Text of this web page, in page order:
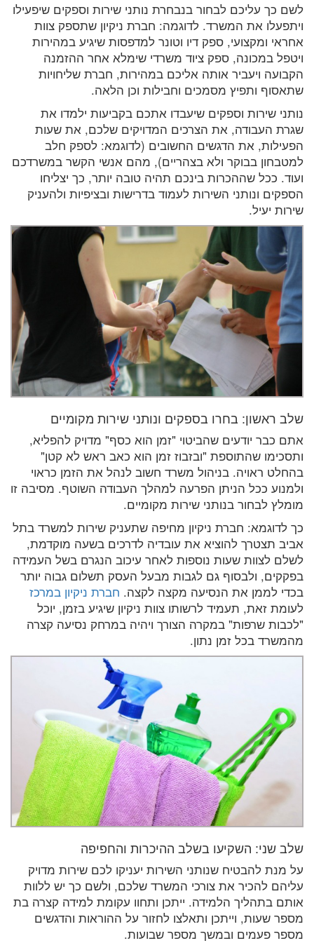
לשם כך עליכם לבחור בנבחרת נותני שירות וספקים שיפעילו
ויתפעלו את המשרד. לדוגמה: חברת ניקיון שתספק צוות
אחראי ומקצועי, ספק דיו וטונר למדפסות שיגיע במהירות
ויטפל במכונה, ספק ציוד משרדי שימלא אחר ההזמנה
הקבועה ויעביר אותה אליכם במהירות, חברת שליחויות
שתאסוף ותפיץ מסמכים וחבילות וכן הלאה.
נותני שירות וספקים שיעבדו אתכם בקביעות ילמדו את
שגרת העבודה, את הצרכים המדויקים שלכם, את שעות
הפעילות, את הדגשים החשובים (לדוגמא: לספק חלב
למטבחון בבוקר ולא בצהריים), מהם אנשי הקשר במשרדכם
ועוד. ככל שההכרות בינכם תהיה טובה יותר, כך יצליחו
הספקים ונותני השירות לעמוד בדרישות ובציפיות ולהעניק
שירות יעיל.
שלב ראשון: בחרו בספקים ונותני שירות מקומיים
אתם כבר יודעים שהביטוי "זמן הוא כסף" מדויק להפליא,
ותסכימו שהתוספת "ובזבוז זמן הוא כאב ראש לא קטן"
בהחלט ראויה. בניהול משרד חשוב לנהל את הזמן כראוי
ולמנוע ככל הניתן הפרעה למהלך העבודה השוטף. מסיבה זו
מומלץ לבחור בנותני שירות מקומיים.
כך לדוגמא: חברת ניקיון מחיפה שתעניק שירות למשרד בתל
אביב תצטרך להוציא את עובדיה לדרכים בשעה מוקדמת,
לשלם לצוות שעות נוספות לאחר עיכוב הנגרם בשל העמידה
בפקקים, ולבסוף גם לגבות מבעל העסק תשלום גבוה יותר
בכדי לממן את הנסיעה מקצה לקצה. חברת ניקיון במרכז
לעומת זאת, תעמיד לרשותו צוות ניקיון שיגיע בזמן, יוכל
"לכבות שרפות" במקרה הצורך ויהיה במרחק נסיעה קצרה
מהמשרד בכל זמן נתון.
שלב שני: השקיעו בשלב ההיכרות והחפיפה
על מנת להבטיח שנותני השירות יעניקו לכם שירות מדויק
עליהם להכיר את צורכי המשרד שלכם, ולשם כך יש ללוות
אותם בתהליך הלמידה. ייתכן ותחוו עקומת למידה קצרה בת
מספר שעות, וייתכן ותאלצו לחזור על ההוראות והדגשים
מספר פעמים ובמשך מספר שבועות.